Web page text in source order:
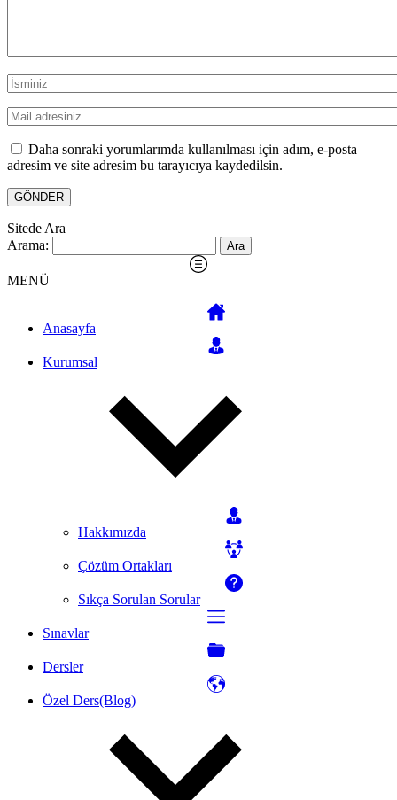
Daha sonraki yorumlarımda kullanılması için adım, e-posta
adresim ve site adresim bu tarayıcıya kaydedilsin.
Sitede Ara
Arama:
MENÜ
Anasayfa
Kurumsal
Hakkımızda
Çözüm Ortakları
Sıkça Sorulan Sorular
Sınavlar
Dersler
Özel Ders(Blog)